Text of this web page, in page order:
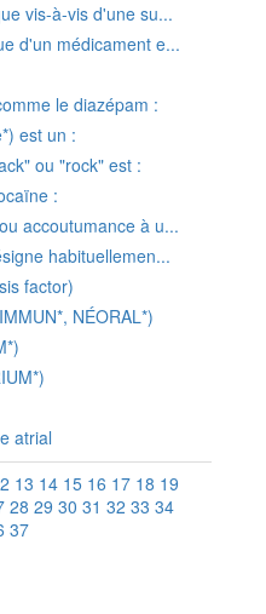
vis-à-vis d'une su...
d'un médicament e...
le diazépam :
est un :
ou "rock" est :
:
accoutumance à u...
habituellemen...
factor)
NÉORAL*)
atrial
13 14 15 16 17 18 19
28 29 30 31 32 33 34
37